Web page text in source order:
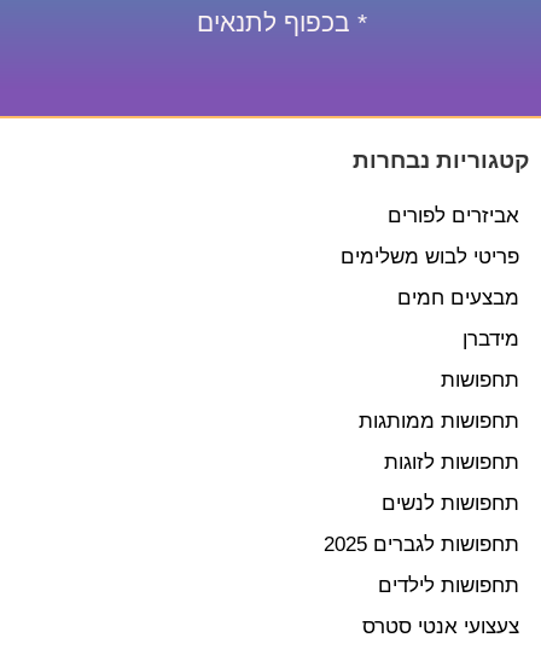
* בכפוף לתנאים
קטגוריות נבחרות
אביזרים לפורים
פריטי לבוש משלימים
מבצעים חמים
מידברן
תחפושות
תחפושות ממותגות
תחפושות לזוגות
תחפושות לנשים
תחפושות לגברים 2025
תחפושות לילדים
צעצועי אנטי סטרס